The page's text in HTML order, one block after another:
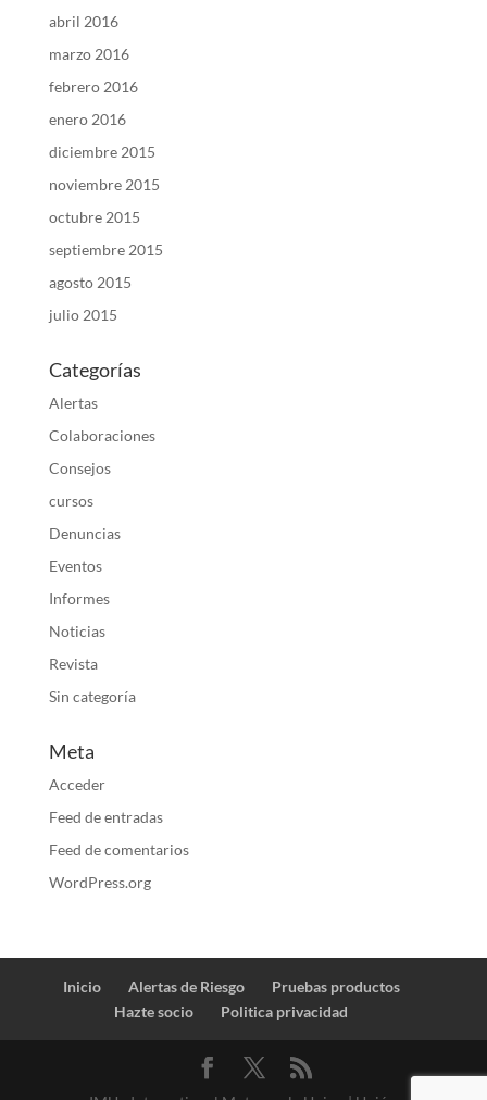
abril 2016
marzo 2016
febrero 2016
enero 2016
diciembre 2015
noviembre 2015
octubre 2015
septiembre 2015
agosto 2015
julio 2015
Categorías
Alertas
Colaboraciones
Consejos
cursos
Denuncias
Eventos
Informes
Noticias
Revista
Sin categoría
Meta
Acceder
Feed de entradas
Feed de comentarios
WordPress.org
Inicio Alertas de Riesgo
Pruebas productos
Hazte socio
Politica privacidad